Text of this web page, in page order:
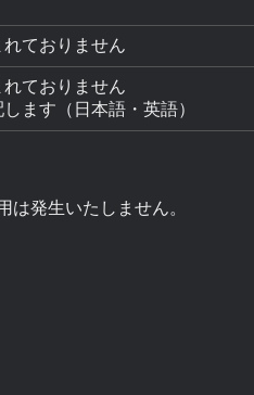
ておりません
ておりません
ます（日本語・英語）
発生いたしません。